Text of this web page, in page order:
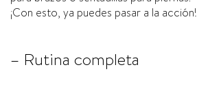
¡Con esto, ya puedes pasar a la acción!
– Rutina completa